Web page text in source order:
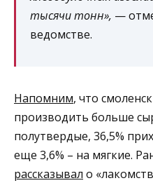
тысячи тонн», —
ведомстве.
Напомним, что
производить больше
полутвердые, 36,5%
еще 3,6% – на мягкие.
рассказывал о